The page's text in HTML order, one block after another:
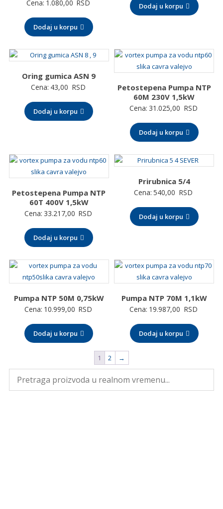
Cena: 1.080,00 RSD
Dodaj u korpu
Dodaj u korpu
Oring gumica ASN 9
Cena: 43,00 RSD
Dodaj u korpu
Petostepena Pumpa NTP
60M 230V 1,5kW
Cena: 31.025,00 RSD
Dodaj u korpu
Petostepena Pumpa NTP
60T 400V 1,5kW
Cena: 33.217,00 RSD
Dodaj u korpu
Prirubnica 5/4
Cena: 540,00 RSD
Dodaj u korpu
Pumpa NTP 50M 0,75kW
Cena: 10.999,00 RSD
Dodaj u korpu
Pumpa NTP 70M 1,1kW
Cena: 19.987,00 RSD
Dodaj u korpu
1 2 →